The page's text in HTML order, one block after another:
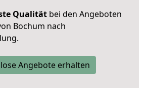
Qualität bei den Angeboten
Bochum nach
Angebote erhalten